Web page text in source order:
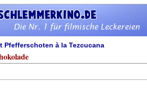
Pfefferschoten à la Tezcucana